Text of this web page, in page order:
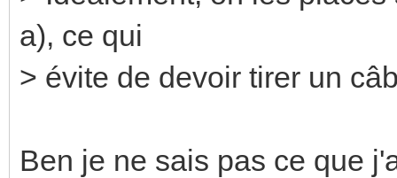
a), ce qui
> évite de devoir tirer un
Ben je ne sais pas ce que